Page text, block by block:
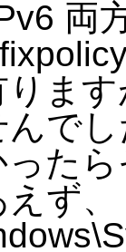
両
りま
でし
った
ず、